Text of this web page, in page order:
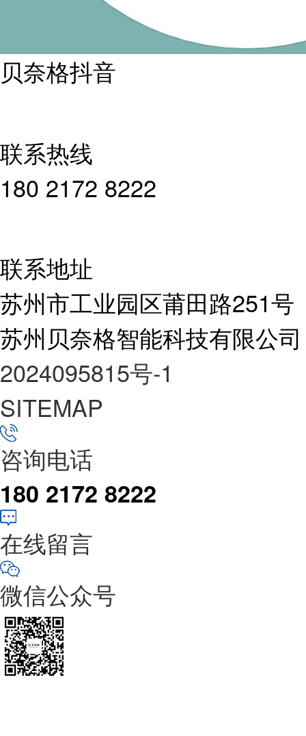
贝奈格抖音
联系热线
180 2172 8222
联系地址
苏州市工业园区莆田路251号
苏州贝奈格智能科技有限公
2024095815号-1
SITEMAP
咨询电话
180 2172 8222
在线留言
微信公众号